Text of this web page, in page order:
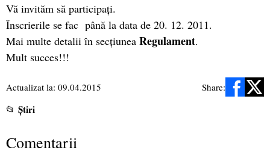
Vă invităm să participaţi.
Înscrierile se fac până la data de 20. 12. 2011.
Mai multe detalii în secţiunea Regulament.
Mult succes!!!
Actualizat la: 09.04.2015
Share:
📂 Știri
Comentarii